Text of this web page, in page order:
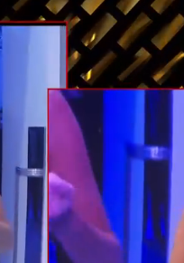
LOS CIELOS
X ARGENTINA
TV
PARA UN CAMBIO
GOSSIP
ENTRE NOS
MODO
REPERFILAR